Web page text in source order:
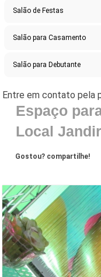
Salão de Festas
Salão para Casamento
Salão para Debutante
Espaço
Local
Gostou? compartilhe!